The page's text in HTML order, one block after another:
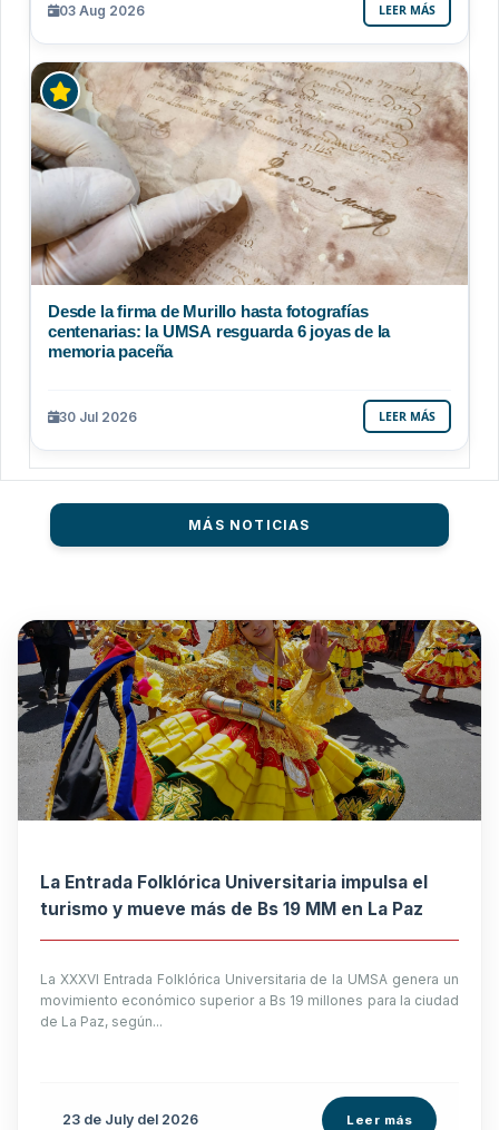
03 Aug 2026 LEER MÁS
Desde la firma de Murillo hasta fotografías
centenarias: la UMSA resguarda 6 joyas de la
memoria paceña
30 Jul 2026 LEER MÁS
MÁS NOTICIAS
La Entrada Folklórica Universitaria impulsa el
turismo y mueve más de Bs 19 MM en La Paz
La XXXVI Entrada Folklórica Universitaria de la UMSA genera un
movimiento económico superior a Bs 19 millones para la ciudad
de La Paz, según...
23 de July del 2026 Leer más